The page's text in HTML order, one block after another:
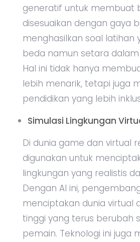
generatif untuk membuat
disesuaikan dengan gaya
menghasilkan soal latihan
beda namun setara
Hal ini tidak hanya
lebih menarik, tetapi juga
pendidikan yang lebih
Simulasi Lingkungan
Di dunia game dan virtual
digunakan untuk
lingkungan yang realistis
Dengan AI ini,
menciptakan dunia virtual
tinggi yang terus berubah
pemain. Teknologi ini juga